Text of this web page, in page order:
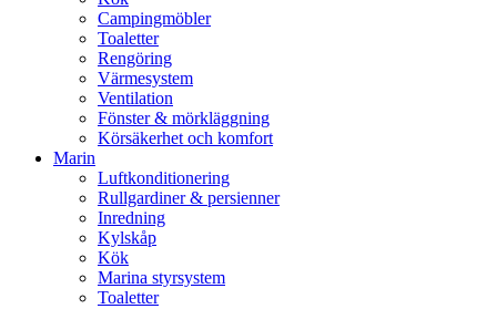
Campingmöbler
Toaletter
Rengöring
Värmesystem
Ventilation
Fönster & mörkläggning
Körsäkerhet och komfort
Marin
Luftkonditionering
Rullgardiner & persienner
Inredning
Kylskåp
Kök
Marina styrsystem
Toaletter